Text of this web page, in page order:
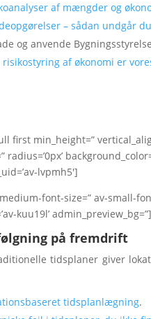
af mængder og
– sådan undgår
og anvende
risikostyring af økonomi er
first min_height=”
radius=’0px’
lvpmh5′]
font-size=” av-small-
kuu19l’ admin_preview_bg=”]
på fremdrift
tidsplaner giver
tidsplanlægning.